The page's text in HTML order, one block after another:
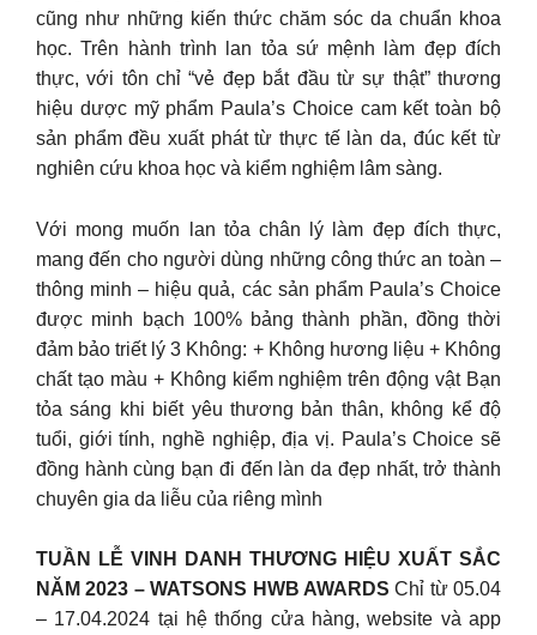
cũng như những kiến thức chăm sóc da chuẩn khoa
học. Trên hành trình lan tỏa sứ mệnh làm đẹp đích
thực, với tôn chỉ “vẻ đẹp bắt đầu từ sự thật” thương
hiệu dược mỹ phẩm Paula’s Choice cam kết toàn bộ
sản phẩm đều xuất phát từ thực tế làn da, đúc kết từ
nghiên cứu khoa học và kiểm nghiệm lâm sàng.
Với mong muốn lan tỏa chân lý làm đẹp đích thực,
mang đến cho người dùng những công thức an toàn –
thông minh – hiệu quả, các sản phẩm Paula’s Choice
được minh bạch 100% bảng thành phần, đồng thời
đảm bảo triết lý 3 Không: + Không hương liệu + Không
chất tạo màu + Không kiểm nghiệm trên động vật Bạn
tỏa sáng khi biết yêu thương bản thân, không kể độ
tuổi, giới tính, nghề nghiệp, địa vị. Paula’s Choice sẽ
đồng hành cùng bạn đi đến làn da đẹp nhất, trở thành
chuyên gia da liễu của riêng mình
TUẦN LỄ VINH DANH THƯƠNG HIỆU XUẤT SẮC
NĂM 2023 – WATSONS HWB AWARDSChỉ từ 05.04
– 17.04.2024 tại hệ thống cửa hàng, website và app